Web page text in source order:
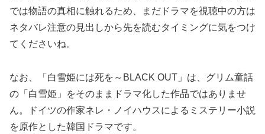
では物語の真相に触れるため、まだドラマを視聴中の方は
ネタバレ注意の見出しから先を読むタイミングに気をつけ
てくださいね。
なお、「白雪姫には死を～BLACK OUT」は、グリム童話
の「白雪姫」をそのままドラマ化した作品ではありませ
ん。ドイツの作家ネレ・ノイハウスによるミステリー小説
を原作とした韓国ドラマです。